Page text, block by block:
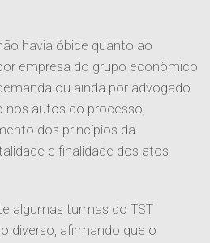
Somos
Social
Atuação
Cível
havia óbice quanto ao
empresa do grupo econômico
ou ainda por advogado
autos do processo,
dos princípios da
e finalidade dos atos
algumas turmas do TST
diverso, afirmando que o